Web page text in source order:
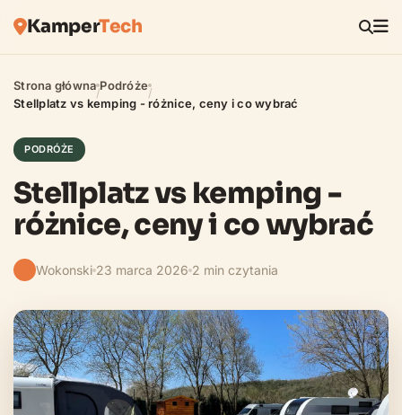
KamperTech
Strona główna/Podróże/
Stellplatz vs kemping - różnice, ceny i co wybrać
PODRÓŻE
Stellplatz vs kemping -
różnice, ceny i co wybrać
Wokonski 23 marca 2026 2 min czytania